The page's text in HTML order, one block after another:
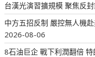
台漢光演習擴規模 聚焦反
中方五招反制 嚴控無人機
2026-08-06
8石油巨企 戰下利潤翻倍